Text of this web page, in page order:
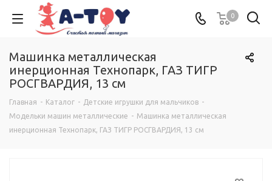
0
Машинка металлическая
инерционная Технопарк, ГАЗ ТИГР
РОСГВАРДИЯ, 13 см
Главная - Каталог - Детские игрушки для мальчиков -
Модельки машин металлические - Машинка металлическая
инерционная Технопарк, ГАЗ ТИГР РОСГВАРДИЯ, 13 см